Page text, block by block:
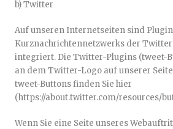
b) Twitter
Auf unseren Internetseiten sind
Kurznachrichtennetzwerks der
integriert. Die Twitter-Plugins (tweet-
an dem Twitter-Logo auf unserer
tweet-Buttons finden Sie hier
(https://about.twitter.com/resources/
Wenn Sie eine Seite unseres